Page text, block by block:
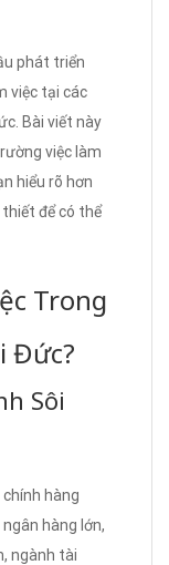
phát triển
việc tại các
Bài viết này
việc làm
hiểu rõ hơn
để có thể
Trong
Đức?
Sôi
hàng
hàng lớn,
ngành tài